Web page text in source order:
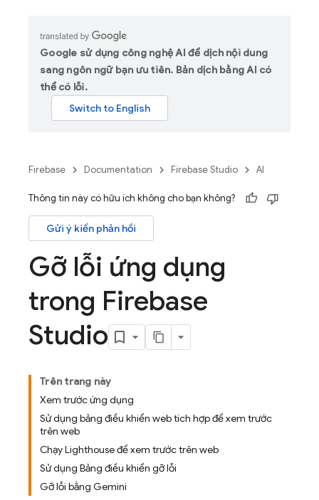
Google sử dụng công nghệ AI để dịch nội dung
sang ngôn ngữ bạn ưu tiên. Bản dịch bằng AI có
thể có lỗi.
Firebase Documentation Firebase Studio AI
Thông tin này có hữu ích không cho bạn không?
Gửi ý kiến phản hồi
Gỡ lỗi ứng dụng
trong Firebase
Studio
Trên trang này
Xem trước ứng dụng
Sử dụng bảng điều khiển web tích hợp để xem trước
trên web
Chạy Lighthouse để xem trước trên web
Sử dụng Bảng điều khiển gỡ lỗi
Gỡ lỗi bằng Gemini